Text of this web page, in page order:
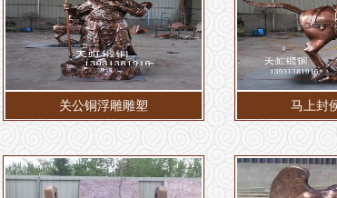
关公铜浮雕雕塑 马上封